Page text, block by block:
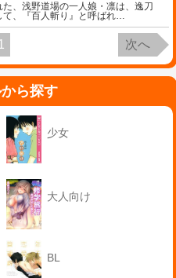
、浅野道場の一人娘・凛は、逸刀
、『百人斬り』と呼ばれ…
次へ
ら探す
少女
大人向け
BL